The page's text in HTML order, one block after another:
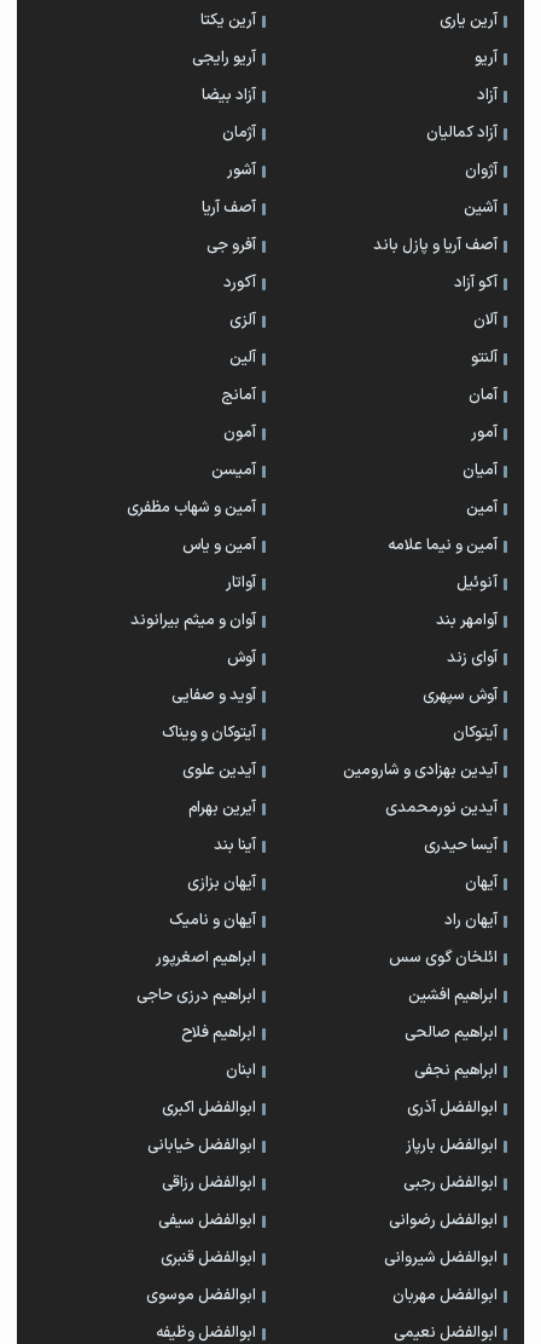
آرین یاری
آرین یکتا
آریو
آریو رایجی
آزاد
آزاد بیضا
آزاد کمالیان
آژمان
آژوان
آشور
آشین
آصف آریا
آصف آریا و پازل باند
آفرو جی
آکو آزاد
آکورد
آلان
آلزی
آلنتو
آلین
آمان
آمانج
آمور
آمون
آمیان
آمیسن
آمین
آمین و شهاب مظفری
آمین و نیما علامه
آمین و یاس
آنوئیل
آواتار
آوامهر بند
آوان و میثم بیرانوند
آوای زند
آوش
آوش سپهری
آوید و صفایی
آیتوکان
آیتوکان و ویناک
آیدین بهزادی و شارومین
آیدین علوی
آیدین نورمحمدی
آیرین بهرام
آیسا حیدری
آینا بند
آیهان
آیهان بزازی
آیهان راد
آیهان و نامیک
ائلخان گوی سس
ابراهیم اصغرپور
ابراهیم افشین
ابراهیم درزی حاجی
ابراهیم صالحی
ابراهیم فلاح
ابراهیم نجفی
ابنان
ابوالفضل آذری
ابوالفضل اکبری
ابوالفضل بارپاز
ابوالفضل خیابانی
ابوالفضل رجبی
ابوالفضل رزاقی
ابوالفضل رضوانی
ابوالفضل سیفی
ابوالفضل شیروانی
ابوالفضل قنبری
ابوالفضل مهربان
ابوالفضل موسوی
ابوالفضل نعیمی
ابوالفضل وظیفه